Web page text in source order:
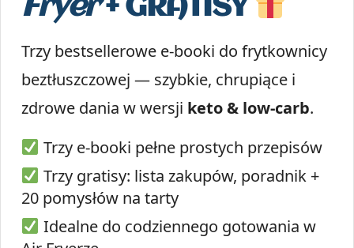
Fryer+ GRATISY
Trzy bestsellerowe e-booki do frytkownicy
beztłuszczowej — szybkie, chrupiące i
zdrowe dania w wersji keto & low-carb.
Trzy e-booki pełne prostych przepisów
Trzy gratisy: lista zakupów, poradnik +
20 pomysłów na tarty
Idealne do codziennego gotowania w